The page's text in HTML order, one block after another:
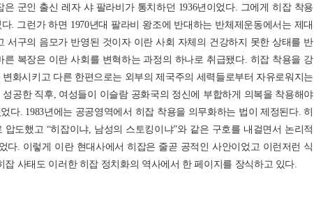
은 군인 출신 레자 샤 팔라비가 통치하던 1936년이었다. 그에게 히잡 착용
. 그런가 하면 1970년대 팔라비 왕조에 반대하는 반체제운동에서는 제대
서구의 음모가 반영된 것이자 이란 사회 자체의 건강하지 못한 상태를 반
복장은 이란 사회를 변혁하는 과정의 하나로 취급됐다. 히잡 착용을 강
화시키고 다른 한편으로는 외부의 제국주의 세력들로부터 자유로워지는
공한 직후, 여성들이 이슬람 공화국의 정신에 부합하게 의복을 착용해야
다. 1983년에는 공공영역에서 히잡 착용을 의무화하는 법이 제정된다. 히
도했고 “히잡이냐, 남성의 스토킹이냐”와 같은 구호를 내걸면서 논리적
다. 이렇게 이란 현대사에서 히잡은 줄곧 공적인 사안이었고 이런저런 식
사태도 이러한 히잡 정치화의 역사에서 한 페이지를 장식하고 있다.